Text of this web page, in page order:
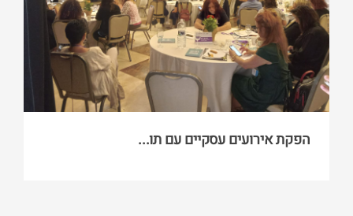
הפקת אירועים עסקיים עם תו...